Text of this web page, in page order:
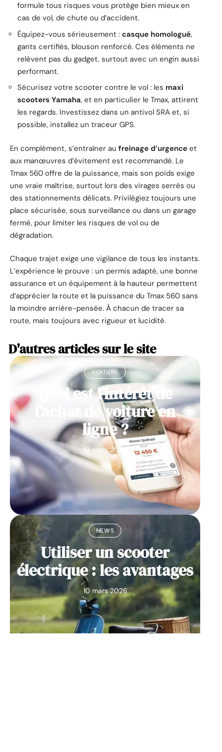
formule tous risques vous protège bien mieux en
cas de vol, de chute ou d’accident.
Équipez-vous sérieusement : casque homologué,
gants certifiés, blouson renforcé. Ces éléments ne
relèvent pas du gadget, surtout avec un engin aussi
performant.
Sécurisez votre scooter contre le vol : les maxi
scooters Yamaha, et en particulier le Tmax, attirent
les regards. Investissez dans un antivol SRA et, si
possible, installez un traceur GPS.
En complément, s’entraîner au freinage d’urgence et
aux manœuvres d’évitement est recommandé. Le
Tmax 560 offre de la puissance, mais son poids exige
une vraie maîtrise, surtout lors des virages serrés ou
des stationnements délicats. Privilégiez toujours une
place sécurisée, sous surveillance ou dans un garage
fermé, pour limiter les risques de vol ou de
dégradation.
Chaque trajet exige une vigilance de tous les instants.
L’expérience le prouve : un permis adapté, une bonne
assurance et un équipement à la hauteur permettent
d’apprécier la route et la puissance du Tmax 560 sans
la moindre arrière-pensée. À chacun de tracer sa
route, mais toujours avec rigueur et lucidité.
D'autres articles sur le site
VOITURE
Quel est l’intérêt de
l’achat de voiture en
ligne ?
10 mars 2026
NEWS
Utiliser un scooter
électrique : les avantages
10 mars 2026